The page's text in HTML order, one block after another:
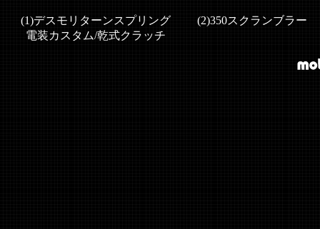
(1)デスモリターンスプリング
電装カスタム/乾式クラッチ
(2)350スクランブラー